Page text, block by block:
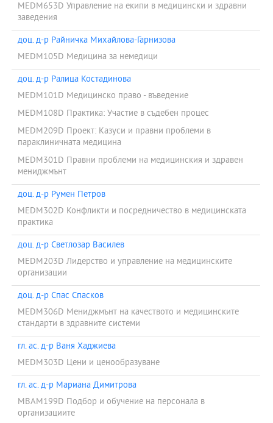
MEDM653D Управление на екипи в медицински и здравни
заведения
доц. д-р Райничка Михайлова-Гарнизова
MEDM105D Медицина за немедици
доц. д-р Ралица Костадинова
MEDM101D Медицинско право - въведение
MEDM108D Практика: Участие в съдебен процес
MEDM209D Проект: Казуси и правни проблеми в
параклиничната медицина
MEDM301D Правни проблеми на медицинския и здравен
мениджмънт
доц. д-р Румен Петров
MEDM302D Конфликти и посредничество в медицинската
практика
доц. д-р Светлозар Василев
MEDM203D Лидерство и управление на медицинските
организации
доц. д-р Спас Спасков
MEDM306D Мениджмънт на качеството и медицинските
стандарти в здравните системи
гл. ас. д-р Ваня Хаджиева
MEDM303D Цени и ценообразуване
гл. ас. д-р Мариана Димитрова
MBAM199D Подбор и обучение на персонала в
организациите